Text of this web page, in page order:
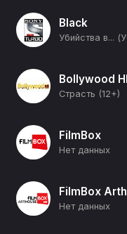
Black
Убийства в...
Bollywood
Страсть (12+)
FilmBox
Нет данных
FilmBox
Нет данных